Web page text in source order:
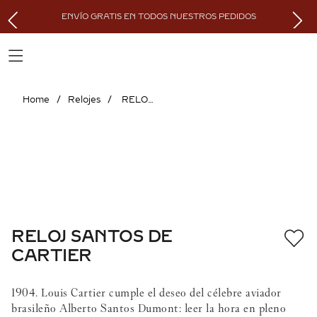
ENVÍO GRATIS EN TODOS NUESTROS PEDIDOS
Relojes RELOJ SANTOS DE CARTIER
RELOJ SANTOS DE
CARTIER
1904. Louis Cartier cumple el deseo del célebre aviador
brasileño Alberto Santos Dumont: leer la hora en pleno